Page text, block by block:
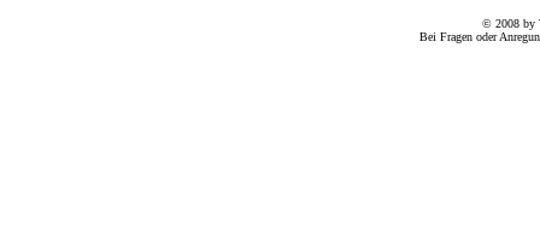
© 2008 by
Bei Fragen oder